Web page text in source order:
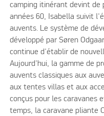
camping itinérant devint de
années 60, Isabella suivit
auvents. Le système de
développé par Søren
continue d'établir de
Aujourd'hui, la gamme de
auvents classiques aux
aux tentes villas et aux
conçus pour les caravanes
temps, la caravane pliante